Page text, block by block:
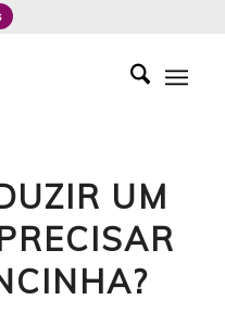
UM